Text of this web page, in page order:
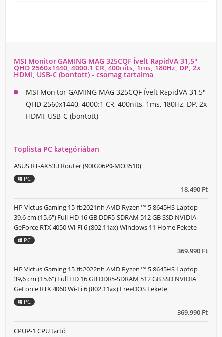
MSI Monitor GAMING MAG 325CQF Ívelt RapidVA 31,5"
QHD 2560x1440, 4000:1 CR, 400nits, 1ms, 180Hz, DP, 2x
HDMI, USB-C (bontott) - csomag tartalma
MSI Monitor GAMING MAG 325CQF Ívelt RapidVA 31,5"
QHD 2560x1440, 4000:1 CR, 400nits, 1ms, 180Hz, DP, 2x
HDMI, USB-C (bontott)
Toplista PC kategóriában
18.490 Ft
ASUS RT-AX53U Router (90IG06P0-MO3510)
PC
369.990 Ft
HP Victus Gaming 15-fb2021nh AMD Ryzen™ 5 8645HS Laptop
39,6 cm (15.6") Full HD 16 GB DDR5-SDRAM 512 GB SSD NVIDIA
GeForce RTX 4050 Wi-Fi 6 (802.11ax) Windows 11 Home Fekete
PC
369.990 Ft
HP Victus Gaming 15-fb2022nh AMD Ryzen™ 5 8645HS Laptop
39,6 cm (15.6") Full HD 16 GB DDR5-SDRAM 512 GB SSD NVIDIA
GeForce RTX 4060 Wi-Fi 6 (802.11ax) FreeDOS Fekete
PC
CPUP-1 CPU tartó